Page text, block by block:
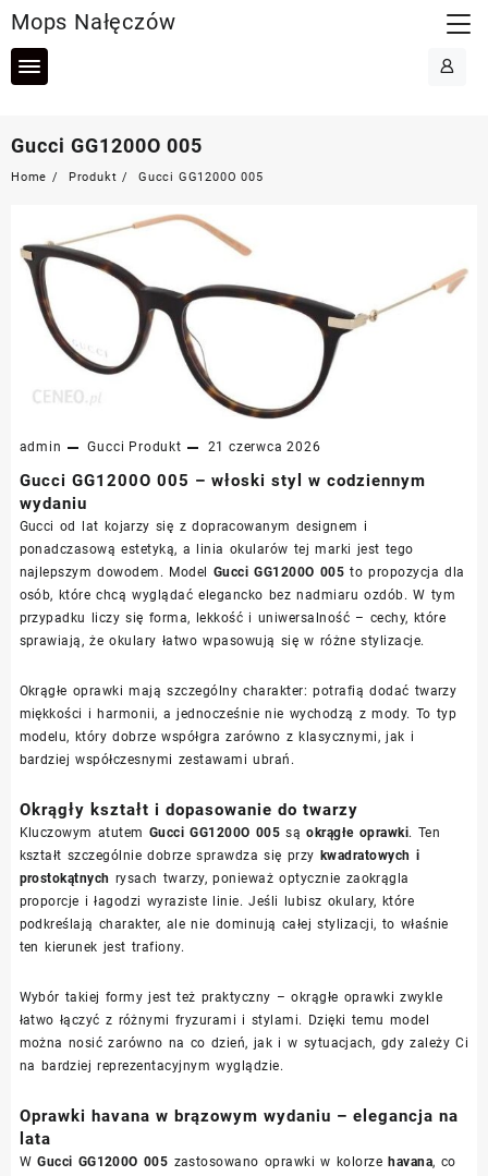
to
content
Mops Nałęczów
Gucci GG1200O 005
Home Produkt Gucci GG1200O 005
admin Gucci Produkt 21 czerwca 2026
Gucci GG1200O 005 – włoski styl w codziennym
wydaniu
Gucci od lat kojarzy się z dopracowanym designem i
ponadczasową estetyką, a linia okularów tej marki jest tego
najlepszym dowodem. Model Gucci GG1200O 005 to propozycja dla
osób, które chcą wyglądać elegancko bez nadmiaru ozdób. W tym
przypadku liczy się forma, lekkość i uniwersalność – cechy, które
sprawiają, że okulary łatwo wpasowują się w różne stylizacje.
Okrągłe oprawki mają szczególny charakter: potrafią dodać twarzy
miękkości i harmonii, a jednocześnie nie wychodzą z mody. To typ
modelu, który dobrze współgra zarówno z klasycznymi, jak i
bardziej współczesnymi zestawami ubrań.
Okrągły kształt i dopasowanie do twarzy
Kluczowym atutem Gucci GG1200O 005 sąokrągłe oprawki. Ten
kształt szczególnie dobrze sprawdza się przy kwadratowych i
prostokątnych rysach twarzy, ponieważ optycznie zaokrągla
proporcje i łagodzi wyraziste linie. Jeśli lubisz okulary, które
podkreślają charakter, ale nie dominują całej stylizacji, to właśnie
ten kierunek jest trafiony.
Wybór takiej formy jest też praktyczny – okrągłe oprawki zwykle
łatwo łączyć z różnymi fryzurami i stylami. Dzięki temu model
można nosić zarówno na co dzień, jak i w sytuacjach, gdy zależy Ci
na bardziej reprezentacyjnym wyglądzie.
Oprawki havana w brązowym wydaniu – elegancja na
lata
WGucci GG1200O 005 zastosowano oprawki w kolorze havana, co